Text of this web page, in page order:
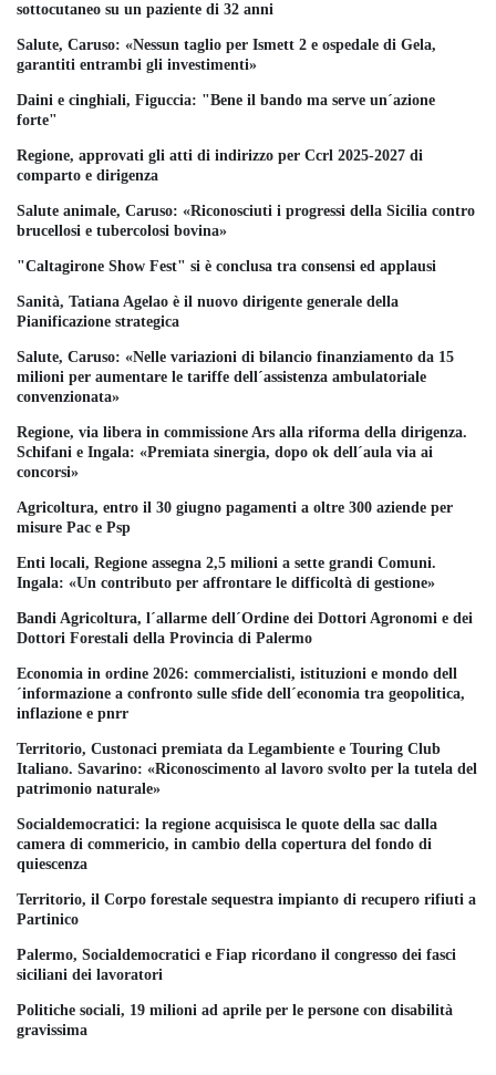
sottocutaneo su un paziente di 32 anni
Salute, Caruso: «Nessun taglio per Ismett 2 e ospedale di Gela,
garantiti entrambi gli investimenti»
Daini e cinghiali, Figuccia: "Bene il bando ma serve un´azione
forte"
Regione, approvati gli atti di indirizzo per Ccrl 2025-2027 di
comparto e dirigenza
Salute animale, Caruso: «Riconosciuti i progressi della Sicilia contro
brucellosi e tubercolosi bovina»
"Caltagirone Show Fest" si è conclusa tra consensi ed applausi
Sanità, Tatiana Agelao è il nuovo dirigente generale della
Pianificazione strategica
Salute, Caruso: «Nelle variazioni di bilancio finanziamento da 15
milioni per aumentare le tariffe dell´assistenza ambulatoriale
convenzionata»
Regione, via libera in commissione Ars alla riforma della dirigenza.
Schifani e Ingala: «Premiata sinergia, dopo ok dell´aula via ai
concorsi»
Agricoltura, entro il 30 giugno pagamenti a oltre 300 aziende per
misure Pac e Psp
Enti locali, Regione assegna 2,5 milioni a sette grandi Comuni.
Ingala: «Un contributo per affrontare le difficoltà di gestione»
Bandi Agricoltura, l´allarme dell´Ordine dei Dottori Agronomi e dei
Dottori Forestali della Provincia di Palermo
Economia in ordine 2026: commercialisti, istituzioni e mondo dell
´informazione a confronto sulle sfide dell´economia tra geopolitica,
inflazione e pnrr
Territorio, Custonaci premiata da Legambiente e Touring Club
Italiano. Savarino: «Riconoscimento al lavoro svolto per la tutela del
patrimonio naturale»
Socialdemocratici: la regione acquisisca le quote della sac dalla
camera di commericio, in cambio della copertura del fondo di
quiescenza
Territorio, il Corpo forestale sequestra impianto di recupero rifiuti a
Partinico
Palermo, Socialdemocratici e Fiap ricordano il congresso dei fasci
siciliani dei lavoratori
Politiche sociali, 19 milioni ad aprile per le persone con disabilità
gravissima